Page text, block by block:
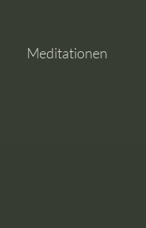
Meditationen